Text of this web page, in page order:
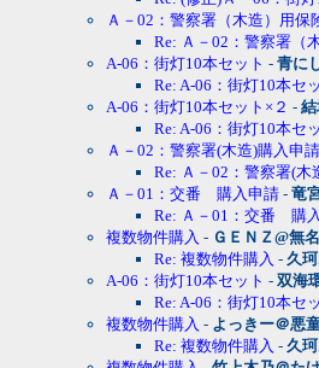
Ａ－02：警察署（木造）用保
Re: Ａ－02：警察署（
A-06：街灯10本セット - 青に
Re: A-06：街灯10本セ
A-06：街灯10本セット×２ -
Re: A-06：街灯10本セ
Ａ－02：警察署(木造)購入申請
Re: Ａ－02：警察署(木
Ａ－01：交番 購入申請 - 竜
Re: Ａ－01：交番 購
複数物件購入 - ＧＥＮＺ@無
Re: 複数物件購入 - 久
A-06：街灯10本セット - 双海
Re: A-06：街灯10本セ
複数物件購入 - よっきー＠悪
Re: 複数物件購入 - 久